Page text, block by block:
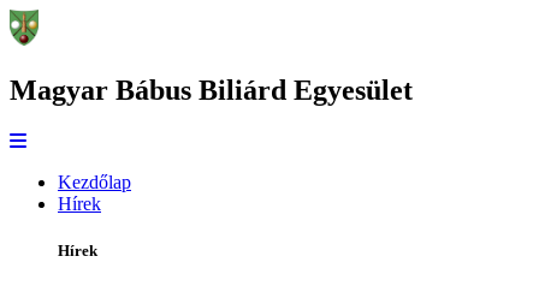
Magyar Bábus Biliárd Egyesület
Kezdőlap
Hírek
Hírek